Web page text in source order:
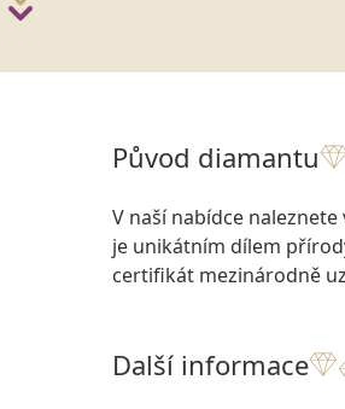
Původ diamantu
V naší nabídce
je unikátním dílem
certifikát mezinárodně
Další informace